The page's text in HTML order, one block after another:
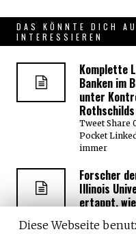
Diese Webseite
DAS KÖNNTE DICH
INTERESSIEREN
Komplette
Banken im
unter
Rothschilds
Tweet Share
Pocket
immer
Forscher
Illinois
ertappt,
Menschen
mit